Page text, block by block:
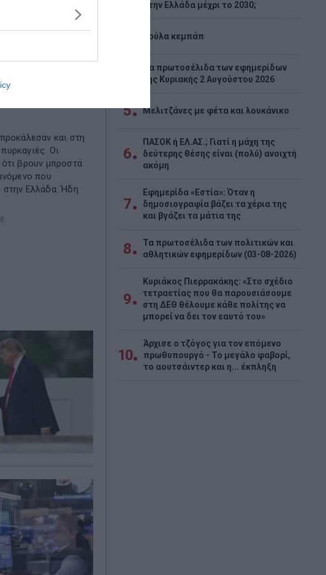
και στη
Οι
βρουν μπροστά
που
στην Ελλάδα. Ήδη
στην Ελλάδα μέχρι το 2030;
Λούλα κεμπάπ
Tα πρωτοσέλιδα των εφημερίδων
της Κυριακής 2 Αυγούστου 2026
5 Μελιτζάνες με φέτα και λουκάνικο
6
ΠΑΣΟΚ ή ΕΛ.ΑΣ.; Γιατί η μάχη της
δεύτερης θέσης είναι (πολύ) ανοιχτή
ακόμη
7
Εφημερίδα «Εστία»: Όταν η
δημοσιογραφία βάζει τα χέρια της
και βγάζει τα μάτια της
8
Τα πρωτοσέλιδα των πολιτικών και
αθλητικών εφημερίδων (03-08-2026)
9
Κυριάκος Πιερρακάκης: «Στο σχέδιο
τετραετίας που θα παρουσιάσουμε
στη ΔΕΘ θέλουμε κάθε πολίτης να
μπορεί να δει τον εαυτό του»
10
Άρχισε ο τζόγος για τον επόμενο
πρωθυπουργό - Το μεγάλο φαβορί,
το αουτσάιντερ και η... έκπληξη